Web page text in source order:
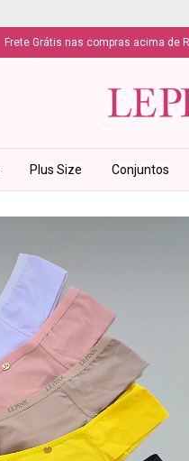
Frete Grátis nas compras acima de
Plus Size Conjuntos